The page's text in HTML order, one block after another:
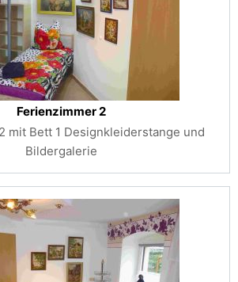
Ferienzimmer 2
mit Bett 1 Designkleiderstange und
Bildergalerie